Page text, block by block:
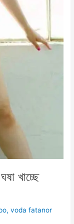
খাচ্ছে
,voda fatanor